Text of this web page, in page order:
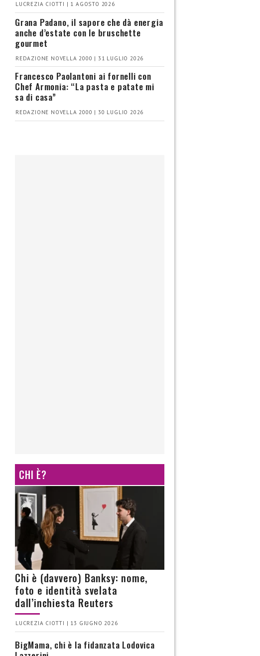
LUCREZIA CIOTTI | 1 AGOSTO 2026
Grana Padano, il sapore che dà energia
anche d’estate con le bruschette
gourmet
REDAZIONE NOVELLA 2000 | 31 LUGLIO 2026
Francesco Paolantoni ai fornelli con
Chef Armonia: “La pasta e patate mi
sa di casa”
REDAZIONE NOVELLA 2000 | 30 LUGLIO 2026
CHI È?
Chi è (davvero) Banksy: nome,
foto e identità svelata
dall’inchiesta Reuters
LUCREZIA CIOTTI | 13 GIUGNO 2026
BigMama, chi è la fidanzata Lodovica